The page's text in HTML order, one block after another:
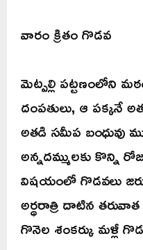
వారం క్రితం గొడవ
మెట్పల్లి పట్టణంలోని
దంపతులు, ఆ పక్కనే
అతడి సమీప బంధువు
అన్నదమ్ములకు కొన్ని
విషయంలో గొడవలు
అర్ధరాత్రి దాటిన
గొనెల శంకర్కు మళ్లీ